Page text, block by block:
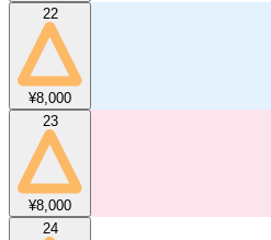
22
¥8,000
23
¥8,000
24